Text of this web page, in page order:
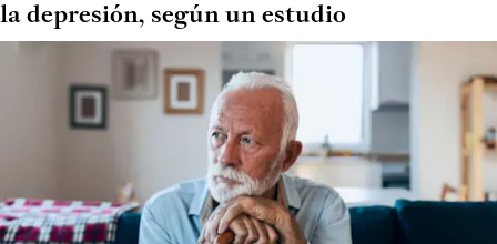
la depresión, según un estudio